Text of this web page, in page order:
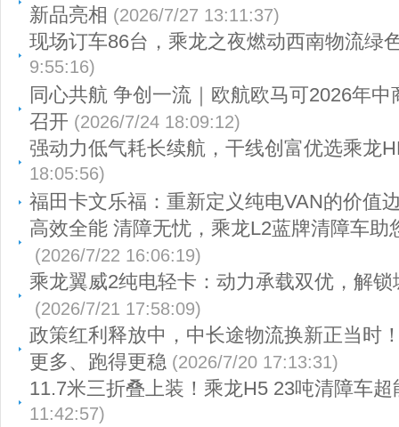
新品亮相 (2026/7/27 13:11:37)
现场订车86台，乘龙之夜燃动西南物流绿
9:55:16)
同心共航 争创一流｜欧航欧马可2026年
召开 (2026/7/24 18:09:12)
强动力低气耗长续航，干线创富优选乘龙
18:05:56)
福田卡文乐福：重新定义纯电VAN的价值
高效全能 清障无忧，乘龙L2蓝牌清障车助
(2026/7/22 16:06:19)
乘龙翼威2纯电轻卡：动力承载双优，解
(2026/7/21 17:58:09)
政策红利释放中，中长途物流换新正当时
更多、跑得更稳 (2026/7/20 17:13:31)
11.7米三折叠上装！乘龙H5 23吨清障车超
11:42:57)